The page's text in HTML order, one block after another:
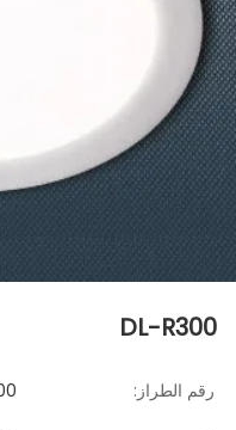
DL-R300
رقم الطراز: